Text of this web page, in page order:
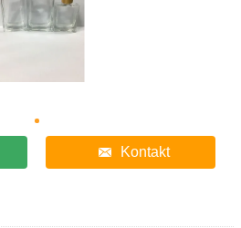
Kontakt